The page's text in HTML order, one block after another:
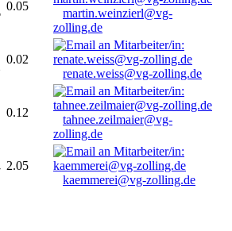
0.05
martin.weinzierl@vg-
zolling.de
0.02
renate.weiss@vg-zolling.de
0.12
tahnee.zeilmaier@vg-
zolling.de
2.05
kaemmerei@vg-zolling.de